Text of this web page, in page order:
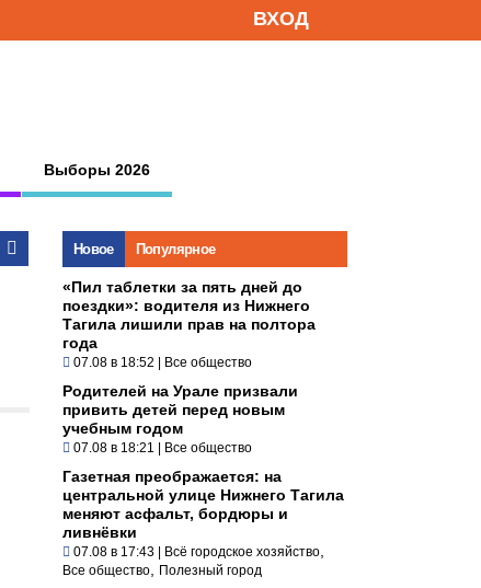
ВХОД
Выборы 2026
Новое Популярное
«Пил таблетки за пять дней до
поездки»: водителя из Нижнего
Тагила лишили прав на полтора
года
07.08 в 18:52 | Все общество
Родителей на Урале призвали
привить детей перед новым
учебным годом
07.08 в 18:21 | Все общество
Газетная преображается: на
центральной улице Нижнего Тагила
меняют асфальт, бордюры и
ливнёвки
07.08 в 17:43 | Всё городское хозяйство
Все общество Полезный город